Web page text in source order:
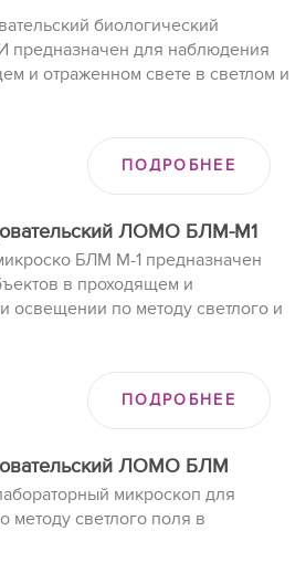
биологический
для наблюдения
и отраженном свете в светлом и
ПОДРОБНЕЕ
ЛОМО БЛМ-М1
БЛМ М-1 предназначен
в проходящем и
освещении по методу светлого и
ПОДРОБНЕЕ
ЛОМО БЛМ
микроскоп для
методу светлого поля в